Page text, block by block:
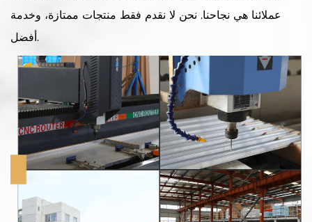
عملائنا هي نجاحنا. نحن لا نقدم فقط منتجات ممتازة، وخدمة
أفضل.